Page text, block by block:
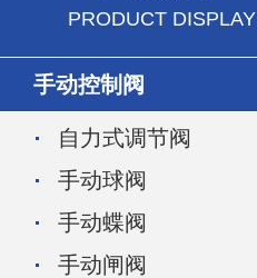
PRODUCT DISPLAY
手动控制阀
自力式调节阀
手动球阀
手动蝶阀
手动闸阀